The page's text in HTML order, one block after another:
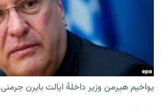
یواخیم هیرمن وزیر داخلۀ ایالت بایرن جرمنی